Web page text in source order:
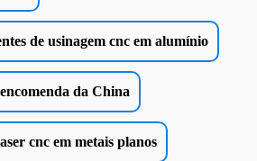
de usinagem cnc em alumínio
da China
cnc em metais planos